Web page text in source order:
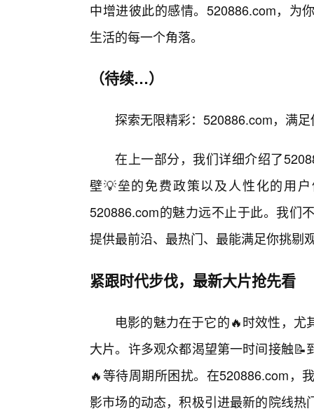
中增进彼此的感情。520886.com，为
生活的每一个角落。
（待续…）
探索无限精彩：520886.com，满
在上一部分，我们详细介绍了
壁💡垒的免费政策以及人性化的用
520886.com的魅力远不止于此。我们
提供最前沿、最热门、最能满足你挑剔
紧跟时代步伐，最新大片抢先看
电影的魅力在于它的🔥时效性，
大片。许多观众都渴望第一时间接触
🔥等待周期所困扰。在520886.com，
影市场的动态，积极引进最新的院线